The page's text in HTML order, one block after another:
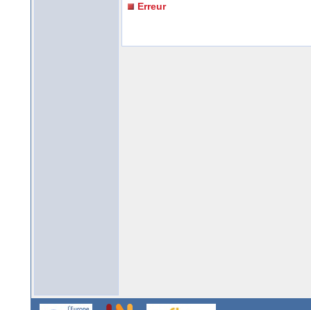
Erreur